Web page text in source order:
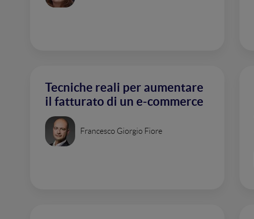
Tecniche reali per aumentare
il fatturato di un e-commerce
Francesco Giorgio Fiore